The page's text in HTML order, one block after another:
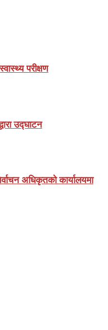
परीक्षण
उद्घाटन
अधिकृतको कार्यालयमा